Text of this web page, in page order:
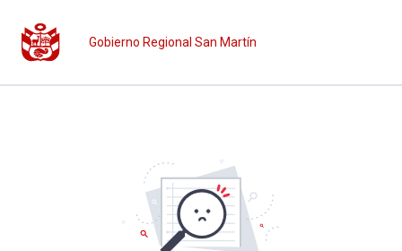
Gobierno Regional San Martín